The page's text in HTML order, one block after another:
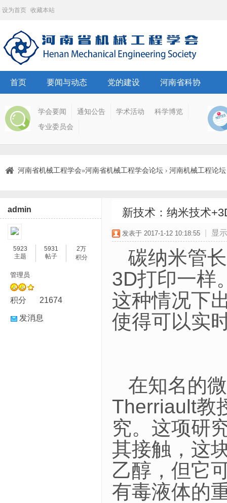
设为首页 收藏本站
首页 要闻与动态 党的建设 河南省科协
学会要闻 通知公告 学术活动
科学博览
专业委员会
河南省机械工程学会»河南省机械工程学会论坛 › 河南机械工程论坛
admin
5923
主题
5931
帖子
2万
积分
管理员
积分 21674
发消息
新技术：纳米技术
发表于 2017-1-12 10:18:55 显
碳纳米管
3D打印一样
这种情况下
使得可以实
在知名的
Therriault教
究。这项研
其接触，这
乙醇，但它
有毒液体的